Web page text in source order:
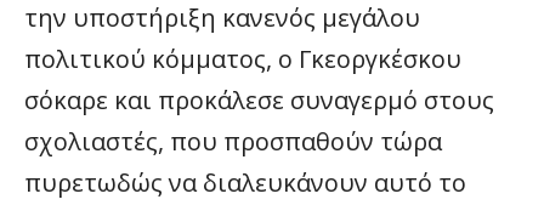
την υποστήριξη κανενός μεγάλου
πολιτικού κόμματος, ο Γκεοργκέσκου
σόκαρε και προκάλεσε συναγερμό στους
σχολιαστές, που προσπαθούν τώρα
πυρετωδώς να διαλευκάνουν αυτό το